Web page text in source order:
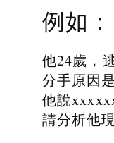
例如：
他24歲，
分手原因
他說
請分析他